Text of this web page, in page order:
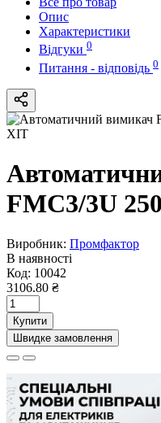
Опис
Характеристики
Відгуки 0
Питання - відповідь 0
ХІТ
FMC3/3U
Виробник: Промфактор
В наявності
Код: 10042
3106.80 ₴
Купити
Швидке замовлення